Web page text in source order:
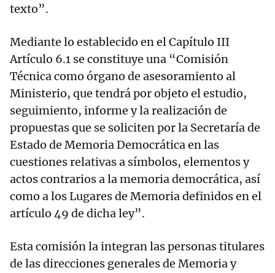
texto”.
Mediante lo establecido en el Capítulo III
Artículo 6.1 se constituye una “Comisión
Técnica como órgano de asesoramiento al
Ministerio, que tendrá por objeto el estudio,
seguimiento, informe y la realización de
propuestas que se soliciten por la Secretaría de
Estado de Memoria Democrática en las
cuestiones relativas a símbolos, elementos y
actos contrarios a la memoria democrática, así
como a los Lugares de Memoria definidos en el
artículo 49 de dicha ley”.
Esta comisión la integran las personas titulares
de las direcciones generales de Memoria y